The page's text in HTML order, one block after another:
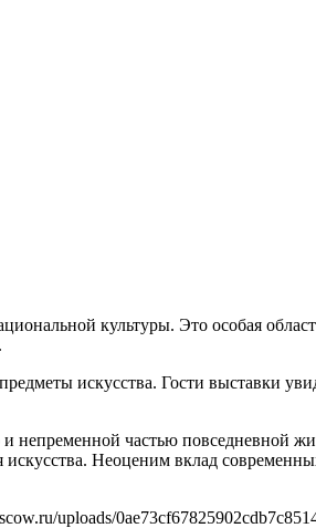
культуры. Это особая
искусства. Гости выставки
непременной частью повседневной
Неоценим вклад
uploads/